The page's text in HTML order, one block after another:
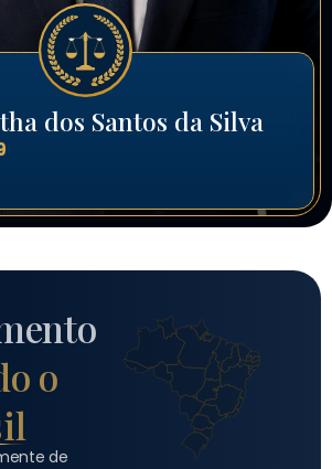
dos Santos da Silva
o
de